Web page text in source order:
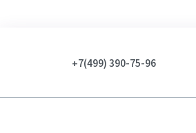
+7(499) 390-75-96